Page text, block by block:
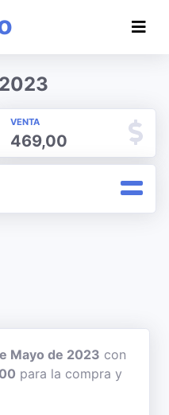
VENTA
469,00
Mayo de 2023 con
para la compra y